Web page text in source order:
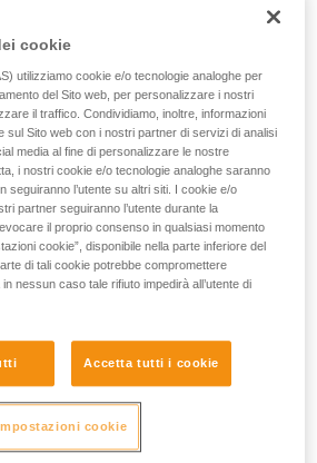
apertura.
rapido.
da effettuare ad ogni apertura.
cookie
utilizziamo cookie e/o tecnologie analoghe per
del Sito web, per personalizzare i nostri
il traffico. Condividiamo, inoltre, informazioni
sul Sito web con i nostri partner di servizi di analisi
media al fine di personalizzare le nostre
i nostri cookie e/o tecnologie analoghe saranno
seguiranno l’utente su altri siti. I cookie e/o
partner seguiranno l’utente durante la
il proprio consenso in qualsiasi momento
cookie”, disponibile nella parte inferiore del
di tali cookie potrebbe compromettere
in nessun caso tale rifiuto impedirà all’utente di
Accetta tutti i cookie
cookie